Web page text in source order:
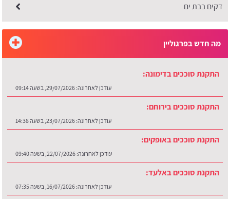
דקים בבת ים
מה חדש בפרגוליין
התקנת סוככים בדימונה:
עודכן לאחרונה: 29/07/2026, בשעה 09:14
התקנת סוככים בירוחם:
עודכן לאחרונה: 23/07/2026, בשעה 14:38
התקנת סוככים באופקים:
עודכן לאחרונה: 22/07/2026, בשעה 09:40
התקנת סוככים באלעד:
עודכן לאחרונה: 16/07/2026, בשעה 07:35